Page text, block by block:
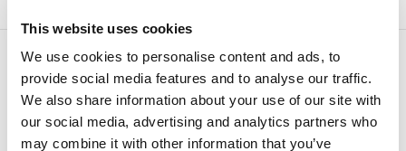
This website uses cookies
We use cookies to personalise content and ads, to
provide social media features and to analyse our traffic.
We also share information about your use of our site with
our social media, advertising and analytics partners who
may combine it with other information that you’ve
QUEM SOMOS
Sobre mim
Contactos